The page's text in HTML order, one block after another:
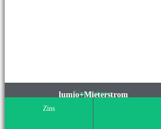
Unternehmen
lumio+Mieterstrom
Zins